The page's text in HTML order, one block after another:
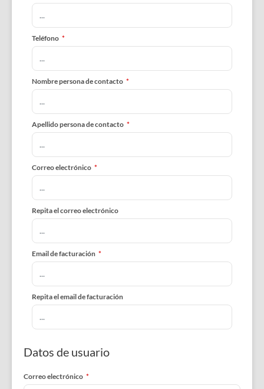
Teléfono *
Nombre persona de contacto *
Apellido persona de contacto *
Correo electrónico *
Repita el correo electrónico
Email de facturación *
Repita el email de facturación
Datos de usuario
Correo electrónico *